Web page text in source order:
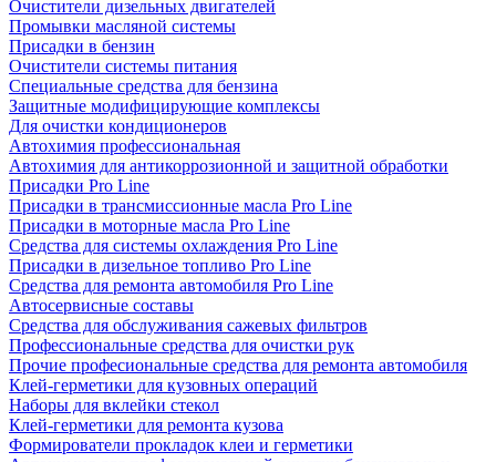
Очистители дизельных двигателей
Промывки масляной системы
Присадки в бензин
Очистители системы питания
Специальные срeдства для бензина
Защитные модифицирующие комплексы
Для очистки кондиционеров
Автохимия профессиональная
Автохимия для антикоррозионной и защитной обработки
Присадки Pro Line
Присадки в трансмиссионные масла Pro Line
Присадки в моторные масла Pro Line
Средства для системы охлаждения Pro Line
Присадки в дизельное топливо Pro Line
Средства для ремонта автомобиля Pro Line
Автосервисные составы
Средства для обслуживания сажевых фильтров
Профессиональные средства для очистки рук
Прочие професиональные средства для ремонта автомобиля
Клей-герметики для кузовных операций
Наборы для вклейки стекол
Клей-герметики для ремонта кузова
Формирователи прокладок клеи и герметики